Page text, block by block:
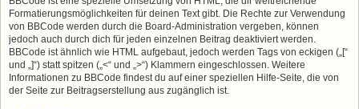
Formatierungsmöglichkeiten für deinen Text gibt. Die Rechte zur Verwendung
von BBCode werden durch die Board-Administration vergeben, können
jedoch auch durch dich für jeden einzelnen Beitrag deaktiviert werden.
BBCode ist ähnlich wie HTML aufgebaut, jedoch werden Tags von eckigen („[“
und „]“) statt spitzen („<“ und „>“) Klammern eingeschlossen. Weitere
Informationen zu BBCode findest du auf einer speziellen Hilfe-Seite, die von
der Seite zur Beitragserstellung aus zugänglich ist.